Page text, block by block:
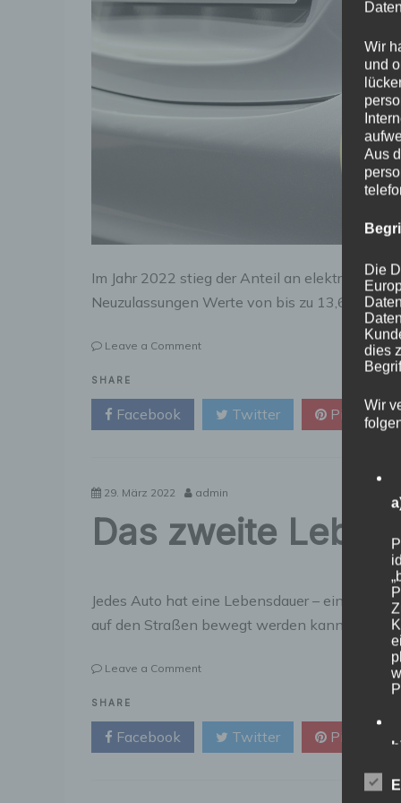
Im Jahr 2022 stieg der Anteil an elektrisch
Neuzulassungen Werte von bis zu 13,6%.
Leave a Commenton
Versicherungsschutz
was
ist
SHARE
Facebook Twitter Pinterest
29. März 2022 admin
Das zweite
Jedes Auto hat eine Lebensdauer – eines
auf den Straßen bewegt werden kann. Ein
Leave a Commenton
Leben
von
Autos
SHARE
Facebook Twitter Pinterest
Wir
und
Aus
Die
dies
Wir